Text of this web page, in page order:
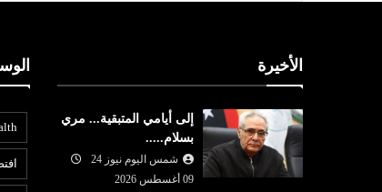
الأخيرة
إلى أيامي المتبقية... مري
بسلام.....
شمس اليوم نيوز 24
09 أغسطس 2026